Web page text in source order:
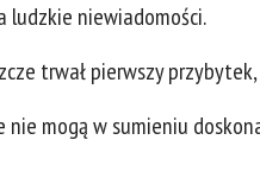
ludzkie niewiadomości.
trwał pierwszy przybytek,
mogą w sumieniu